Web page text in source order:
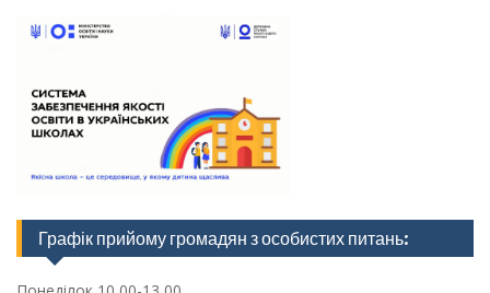
Графік прийому громадян з особистих питань: